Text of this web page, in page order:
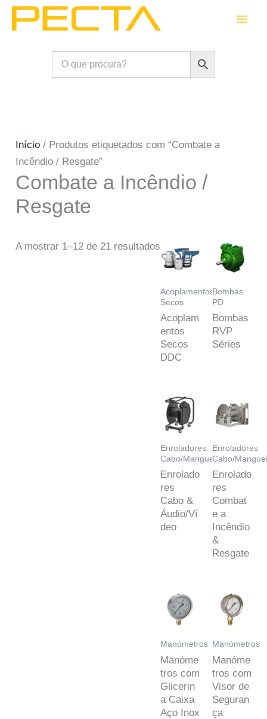
Skip
Início / Produtos etiquetados com “Combate a
Incêndio / Resgate”
Combate a Incêndio /
Resgate
A mostrar 1–12 de 21 resultados
Acoplamentos
Secos
Acoplam
entos
Secos
DDC
Bombas
PD
Bombas
RVP
Séries
Enroladores
Cabo/Mangueira
Enrolado
res
Cabo &
Áudio/Ví
deo
Enroladores
Cabo/
Enrolado
res
Combat
e a
Incêndio
&
Resgate
Manómetros
Manóme
tros com
Glicerin
a Caixa
Aço Inox
Manómetros
Manóme
tros com
Visor de
Seguran
ça